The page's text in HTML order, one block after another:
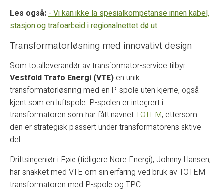
Les også:- Vi kan ikke la spesialkompetanse innen kabel,
stasjon og trafoarbeid i regionalnettet dø ut
Transformatorløsning med innovativt design
Som totalleverandør av transformator-service tilbyr
Vestfold Trafo Energi (VTE)en unik
transformatorløsning med en P-spole uten kjerne, også
kjent som en luftspole. P-spolen er integrert i
transformatoren som har fått navnetTOTEM, ettersom
den er strategisk plassert under transformatorens aktive
del.
Driftsingeniør i Føie (tidligere Nore Energi), Johnny Hansen,
har snakket med VTE om sin erfaring ved bruk av TOTEM-
transformatoren med P-spole og TPC: